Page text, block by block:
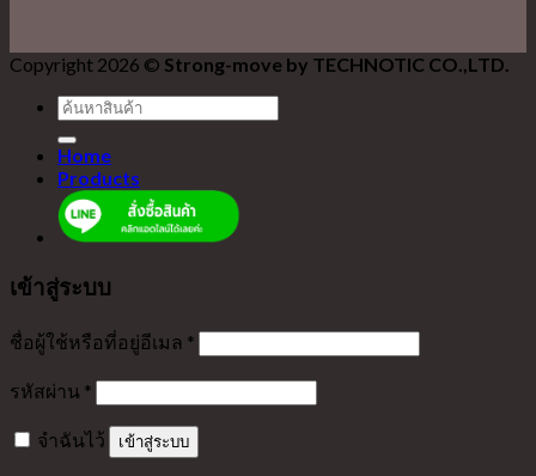
Copyright 2026 © Strong-move by TECHNOTIC CO.,LTD.
ค้นหา:
Home
Products
เข้าสู่ระบบ
ชื่อผู้ใช้หรือที่อยู่อีเมล *
รหัสผ่าน *
จำฉันไว้ เข้าสู่ระบบ